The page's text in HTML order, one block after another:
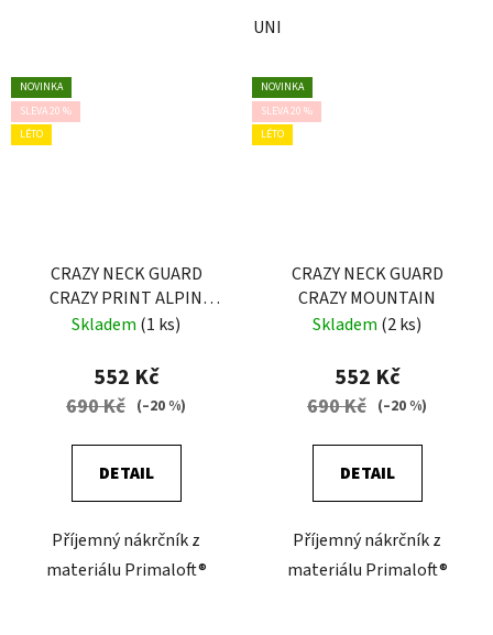
UNI
NOVINKA
SLEVA 20 %
LÉTO
CRAZY NECK GUARD
CRAZY PRINT ALPIN
FLOWER
Skladem (1 ks)
552 Kč
690 Kč (–20 %)
DETAIL
Příjemný nákrčník z
materiálu Primaloft®
NOVINKA
SLEVA 20 %
LÉTO
CRAZY NECK GUARD
CRAZY MOUNTAIN
Skladem (2 ks)
552 Kč
690 Kč (–20 %)
DETAIL
Příjemný nákrčník z
materiálu Primaloft®